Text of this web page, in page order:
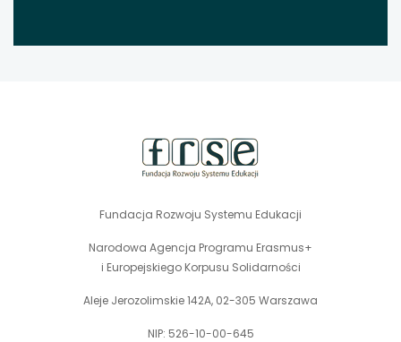
Fundacja Rozwoju Systemu Edukacji
Narodowa Agencja Programu Erasmus+
i Europejskiego Korpusu Solidarności
Aleje Jerozolimskie 142A, 02-305 Warszawa
NIP: 526-10-00-645